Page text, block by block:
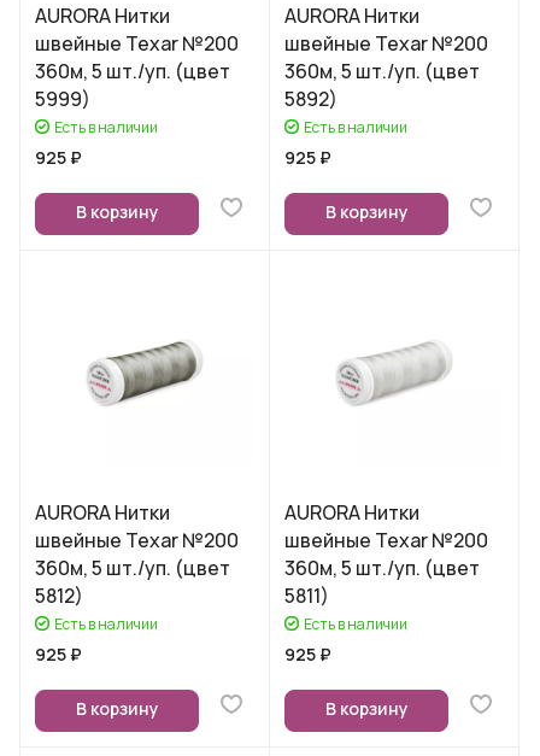
AURORA Нитки
швейные Texar №200
360м, 5 шт./уп. (цвет
5999)
Есть в наличии
925 ₽
В корзину
AURORA Нитки
швейные Texar №200
360м, 5 шт./уп. (цвет
5892)
Есть в наличии
925 ₽
В корзину
AURORA Нитки
швейные Texar №200
360м, 5 шт./уп. (цвет
5812)
Есть в наличии
925 ₽
В корзину
AURORA Нитки
швейные Texar №200
360м, 5 шт./уп. (цвет
5811)
Есть в наличии
925 ₽
В корзину